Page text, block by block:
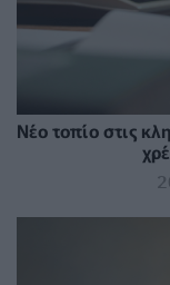
Νέο τοπίο στις